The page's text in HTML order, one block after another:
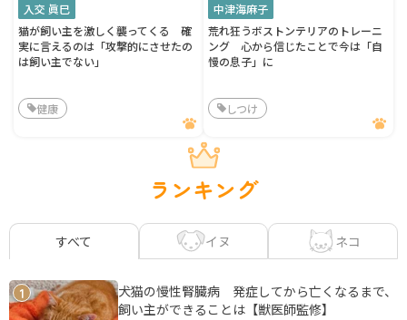
入交 眞巳
猫が飼い主を激しく襲ってくる 確
実に言えるのは「攻撃的にさせたの
は飼い主でない」
健康
中津海麻子
荒れ狂うボストンテリアのトレーニ
ング 心から信じたことで今は「自
慢の息子」に
しつけ
ランキング
すべて イヌ ネコ
1
犬猫の慢性腎臓病 発症してから亡くなるまで、
飼い主ができることは【獣医師監修】